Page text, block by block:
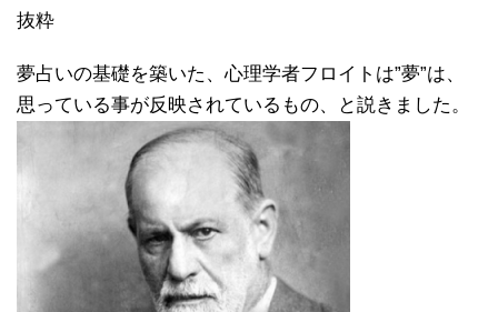
抜粋
夢占いの基礎を築いた、心理学者フロイトは”夢”は、
思っている事が反映されているもの、と説きました。